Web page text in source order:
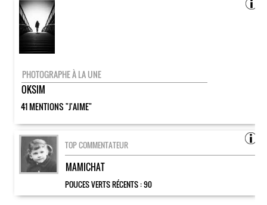
PHOTOGRAPHE À LA UNE
OKSIM
41 MENTIONS "J'AIME"
TOP COMMENTATEUR
MAMICHAT
POUCES VERTS RÉCENTS :90